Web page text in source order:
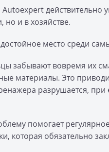
действительно
но и в хозяйстве.
место среди
забывают вовремя их
материалы. Это
разрушается,
помогает
которая обязательно